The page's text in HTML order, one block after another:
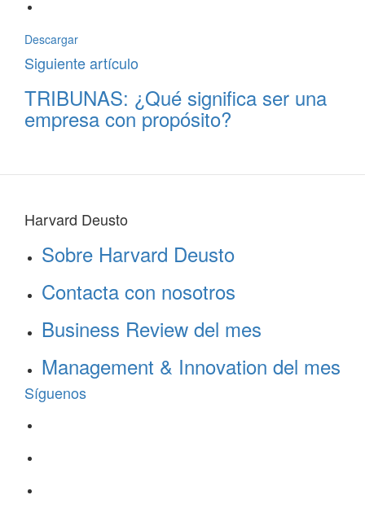
Descargar
Siguiente artículo
TRIBUNAS: ¿Qué significa ser una
empresa con propósito?
Harvard Deusto
Sobre Harvard Deusto
Contacta con nosotros
Business Review del mes
Management & Innovation del mes
Síguenos